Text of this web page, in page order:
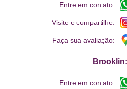
Entre em contato:
Visite e compartilhe:
Faça sua avaliação:
Brooklin:
Entre em contato: